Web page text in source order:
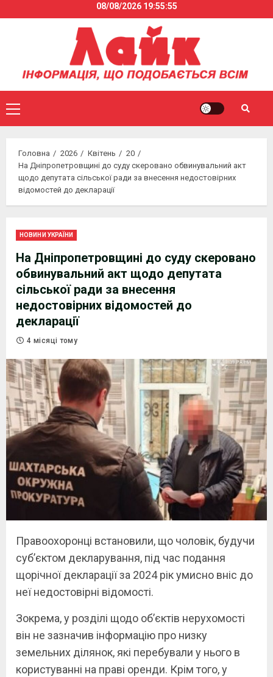
to
08/08/2026 19:55:55
Primary
Menu
Головна 2026 Квітень
20
На Дніпропетровщині до суду скеровано обвинувальний акт
щодо депутата сільської ради за внесення недостовірних
відомостей до декларації
НОВИНИ УКРАЇНИ
На Дніпропетровщині до суду скеровано
обвинувальний акт щодо депутата
сільської ради за внесення
недостовірних відомостей до
декларації
4 місяці тому
Правоохоронці встановили, що чоловік, будучи
суб’єктом декларування, під час подання
щорічної декларації за 2024 рік умисно вніс до
неї недостовірні відомості.
Зокрема, у розділі щодо об’єктів нерухомості
він не зазначив інформацію про низку
земельних ділянок, які перебували у нього в
користуванні на праві оренди. Крім того, у